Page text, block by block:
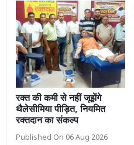
रक्त की कमी से नहीं जूझेंगे
थैलेसीमिया पीड़ित, नियमित
रक्तदान का संकल्प
Published On 06 Aug 2026